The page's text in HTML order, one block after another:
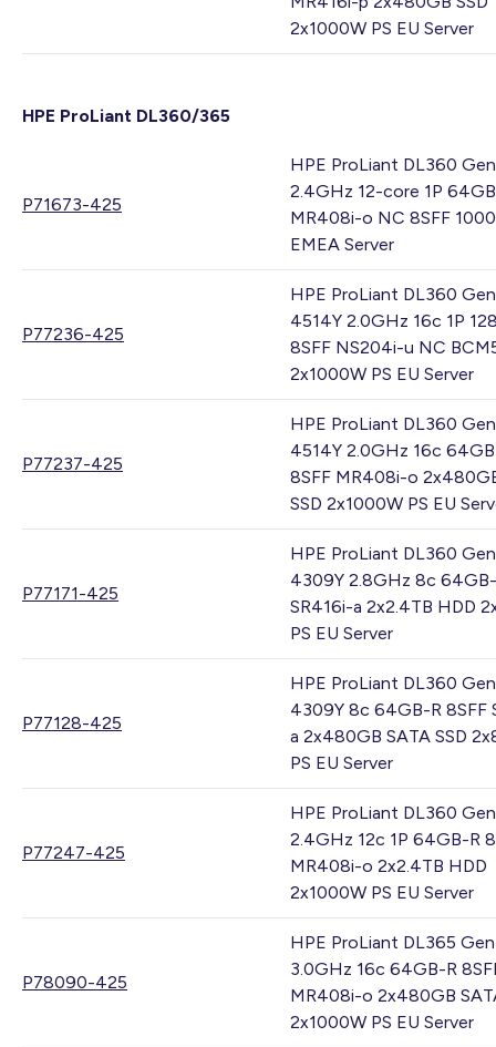
2x1000W PS EU Server
HPE ProLiant DL360/365
P71673-425
HPE ProLiant DL360
2.4GHz 12-core 1P
MR408i-o NC 8SFF
EMEA Server
P77236-425
HPE ProLiant DL360
4514Y 2.0GHz 16c 1P
8SFF NS204i-u NC
2x1000W PS EU Server
P77237-425
HPE ProLiant DL360
4514Y 2.0GHz 16c
8SFF MR408i-o
SSD 2x1000W PS EU
P77171-425
HPE ProLiant DL360
4309Y 2.8GHz 8c 64GB-
SR416i-a 2x2.4TB HDD
PS EU Server
P77128-425
HPE ProLiant DL360
4309Y 8c 64GB-R 8SFF
a 2x480GB SATA SSD
PS EU Server
P77247-425
HPE ProLiant DL360
2.4GHz 12c 1P 64GB-R
MR408i-o 2x2.4TB HDD
2x1000W PS EU Server
P78090-425
HPE ProLiant DL365
3.0GHz 16c 64GB-R
MR408i-o 2x480GB
2x1000W PS EU Server